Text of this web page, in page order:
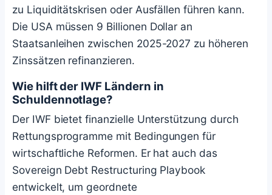
zu Liquiditätskrisen oder Ausfällen führen kann.
Die USA müssen 9 Billionen Dollar an
Staatsanleihen zwischen 2025-2027 zu höheren
Zinssätzen refinanzieren.
Wie hilft der IWF Ländern in
Schuldennotlage?
Der IWF bietet finanzielle Unterstützung durch
Rettungsprogramme mit Bedingungen für
wirtschaftliche Reformen. Er hat auch das
Sovereign Debt Restructuring Playbook
entwickelt, um geordnete